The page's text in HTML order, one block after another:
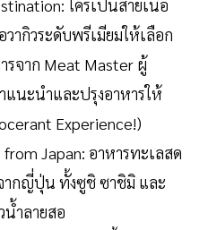
ใครเป็นสายเนื้อ
ากิวระดับพรีเมียมให้เลือก
รจาก Meat Master ผู้
นะนำและปรุงอาหารให้
Experience!)
Japan: อาหารทะเลสด
ากญี่ปุ่น ทั้งซูชิ ซาชิมิ และ
ำลายสอ